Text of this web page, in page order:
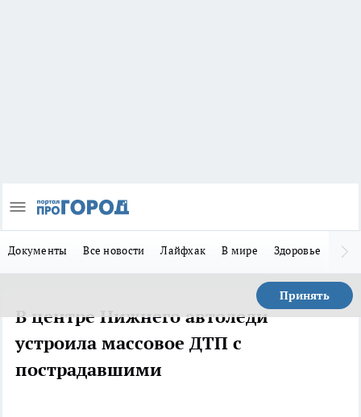
Документы Все новости Лайфхак В мире Здоровье
Принять
В центре Нижнего автоледи
устроила массовое ДТП с
пострадавшими